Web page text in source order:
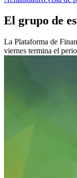
El grupo de
La Plataforma de
viernes termina el